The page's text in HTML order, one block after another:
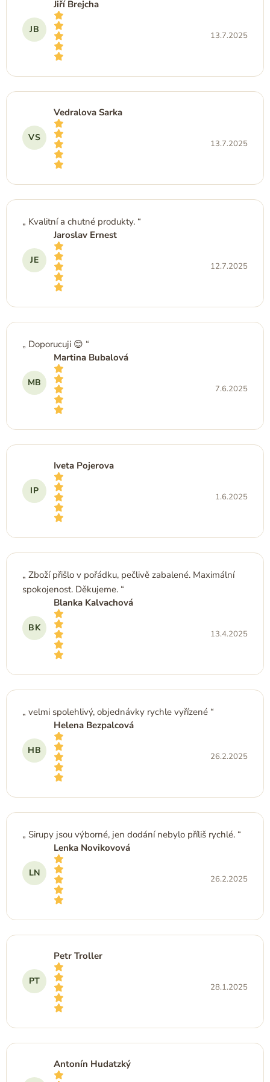
JB
Jiří Brejcha
13.7.2025
VS
Vedralova Sarka
13.7.2025
JE
Jaroslav Ernest
12.7.2025
Kvalitní a chutné produkty.
MB
Martina Bubalová
7.6.2025
Doporucuji 😊
IP
Iveta Pojerova
1.6.2025
BK
Blanka Kalvachová
13.4.2025
spokojenost. Děkujeme.
HB
Helena Bezpalcová
26.2.2025
velmi spolehlivý, objednávky rychle vyřízené
LN
Lenka Novikovová
26.2.2025
Sirupy jsou výborné, jen dodání nebylo příliš rychlé.
PT
Petr Troller
28.1.2025
Antonín Hudatzký